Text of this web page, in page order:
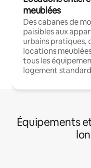
meublées
Des cabanes de
paisibles aux
urbains pratiques,
locations
tous les
logement
Équipements